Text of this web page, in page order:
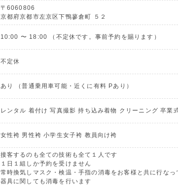
〒6060806
京都府京都市左京区下鴨蓼倉町 ５２
10:00 〜 18:00 （不定休です。事前予約を賜ります）
不定休
あり （普通乗用車可能・近くに有料 Pあり）
レンタル 着付け 写真撮影 持ち込み着物 クリーニング 卒業
女性袴 男性袴 小学生女子袴 教員向け袴
接客するのも全ての技術も全て１人です
１日１組しか予約を受けません
常時換気しマスク・検温・手指の消毒をお客様と共に行なっ
器具に関しても消毒を行います